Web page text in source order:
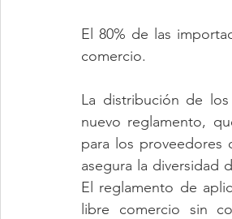
El 80% de las
comercio.
La distribución de
nuevo reglamento,
para los proveedores
asegura la diversidad
El reglamento de
libre comercio sin